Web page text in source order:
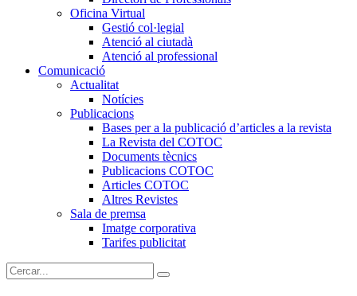
Oficina Virtual
Gestió col·legial
Atenció al ciutadà
Atenció al professional
Comunicació
Actualitat
Notícies
Publicacions
Bases per a la publicació d’articles a la revista
La Revista del COTOC
Documents tècnics
Publicacions COTOC
Articles COTOC
Altres Revistes
Sala de premsa
Imatge corporativa
Tarifes publicitat
Cercar: